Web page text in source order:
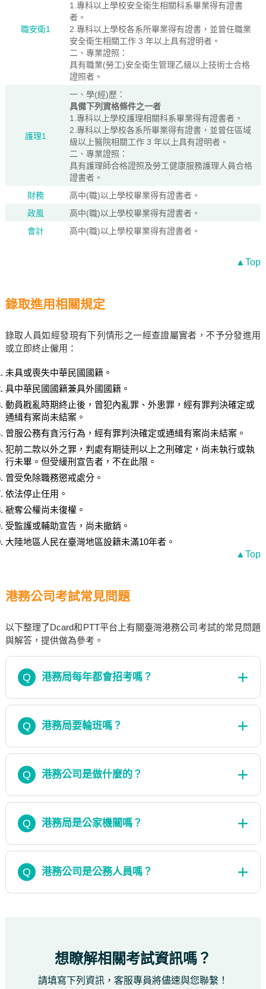
職安衛1
1.專科以上學校安全衛生相關科系畢業得有證書
者。
2.專科以上學校各系所畢業得有證書，並曾任職業
安全衛生相關工作 3 年以上具有證明者。
二、專業證照：
具有職業(勞工)安全衛生管理乙級以上技術士合格
證照者。
護理1
一、學(經)歷：
具備下列資格條件之一者
1.專科以上學校護理相關科系畢業得有證書者。
2.專科以上學校各系所畢業得有證書，並曾任區域
級以上醫院相關工作 3 年以上具有證明者。
二、專業證照：
具有護理師合格證照及勞工健康服務護理人員合格
證書者。
財務
高中(職)以上學校畢業得有證書者。
政風
高中(職)以上學校畢業得有證書者。
會計
高中(職)以上學校畢業得有證書者。
▲Top
錄取進用相關規定
錄取人員如經發現有下列情形之一經查證屬實者，不予分發進用
或立即終止僱用：
未具或喪失中華民國國籍。
具中華民國國籍兼具外國國籍。
動員戡亂時期終止後，曾犯內亂罪、外患罪，經有罪判決確定或
通緝有案尚未結案。
曾服公務有貪污行為，經有罪判決確定或通緝有案尚未結案。
犯前二款以外之罪，判處有期徒刑以上之刑確定，尚未執行或執
行未畢。但受緩刑宣告者，不在此限。
曾受免除職務懲戒處分。
依法停止任用。
褫奪公權尚未復權。
受監護或輔助宣告，尚未撤銷。
大陸地區人民在臺灣地區設籍未滿10年者。
▲Top
港務公司考試常見問題
以下整理了Dcard和PTT平台上有關臺灣港務公司考試的常見問題
與解答，提供做為參考。
Q 港務局每年都會招考嗎？
Q 港務局要輪班嗎？
Q 港務公司是做什麼的？
Q 港務局是公家機關嗎？
Q 港務公司是公務人員嗎？
想瞭解相關考試資訊嗎？
請填寫下列資訊，客服專員將儘速與您聯繫！